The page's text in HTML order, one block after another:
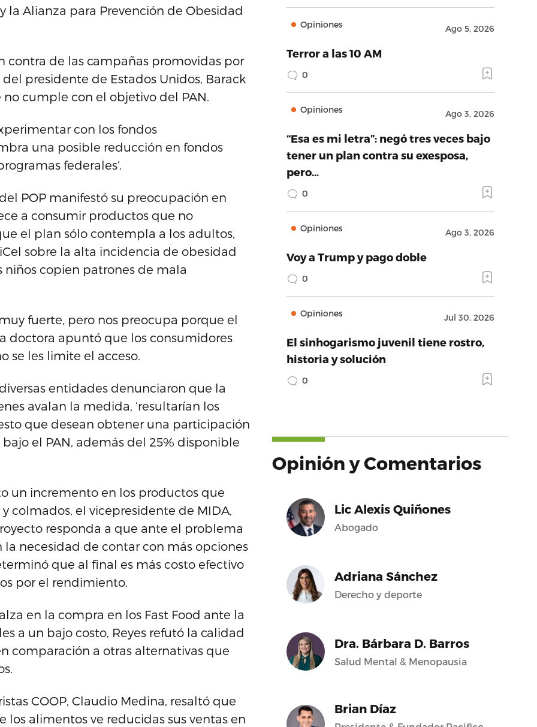
la Alianza para Prevención de Obesidad
de las campañas promovidas por
presidente de Estados Unidos, Barack
cumple con el objetivo del PAN.
con los fondos
una posible reducción en fondos
federales’.
POP manifestó su preocupación en
a consumir productos que no
el plan sólo contempla a los adultos,
sobre la alta incidencia de obesidad
copien patrones de mala
fuerte, pero nos preocupa porque el
doctora apuntó que los consumidores
se les limite el acceso.
entidades denunciaron que la
avalan la medida, ‘resultarían los
que desean obtener una participación
el PAN, además del 25% disponible
un incremento en los productos que
colmados, el vicepresidente de MIDA,
responda a que ante el problema
necesidad de contar con más opciones
que al final es más costo efectivo
por el rendimiento.
en la compra en los Fast Food ante la
a un bajo costo, Reyes refutó la calidad
comparación a otras alternativas que
COOP, Claudio Medina, resaltó que
los alimentos ve reducidas sus ventas en
Opiniones Ago 5, 2026
Terror a las 10 AM
0
Opiniones Ago 3, 2026
“Esa es mi letra”: negó tres veces bajo
tener un plan contra su exesposa,
pero…
0
Opiniones Ago 3, 2026
Voy a Trump y pago doble
0
Opiniones Jul 30, 2026
El sinhogarismo juvenil tiene rostro,
historia y solución
0
Opinión y Comentarios
Lic Alexis Quiñones
Abogado
Adriana Sánchez
Derecho y deporte
Dra. Bárbara D. Barros
Salud Mental & Menopausia
Brian Díaz